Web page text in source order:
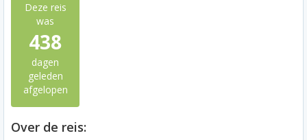
Deze reis
was
438
dagen
geleden
afgelopen
Over de reis: